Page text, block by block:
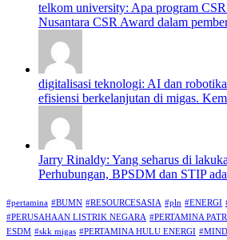
telkom university: Apa program
Nusantara CSR Award dalam
digitalisasi teknologi: AI dan
efisiensi berkelanjutan di migas.
Jarry Rinaldy: Yang seharus di
Perhubungan, BPSDM dan STIP
#pertamina #BUMN #RESOURCESASIA #pln #ENERGI
#PERUSAHAAN LISTRIK NEGARA #PERTAMINA
ESDM #skk migas #PERTAMINA HULU ENERGI